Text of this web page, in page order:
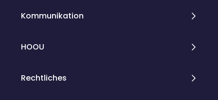
Kommunikation
HOOU
Rechtliches